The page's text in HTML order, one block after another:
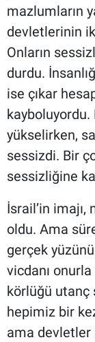
mazlumların
devletlerinin
Onların
durdu.
ise çıkar
yükselirken,
sessizdi. Bir
sessizliğine
İsrail’in imajı,
oldu. Ama
gerçek
vicdanı
körlüğü utanç
hepimiz bir
ama devletler